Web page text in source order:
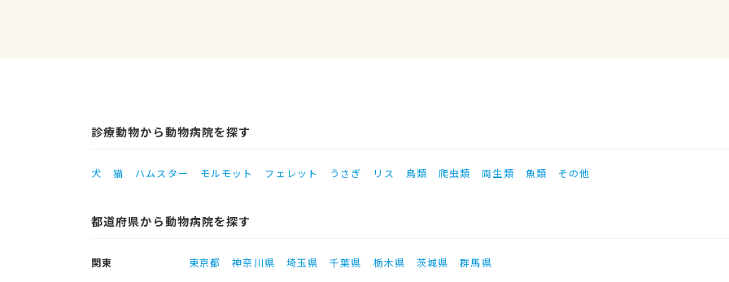
診療動物から動物病院を探す
犬 猫 ハムスター モルモット フェレット うさぎ リス 鳥類 爬虫類 両生類 魚類 その他
都道府県から動物病院を探す
関東 東京都 神奈川県 埼玉県 千葉県 栃木県 茨城県
群馬県